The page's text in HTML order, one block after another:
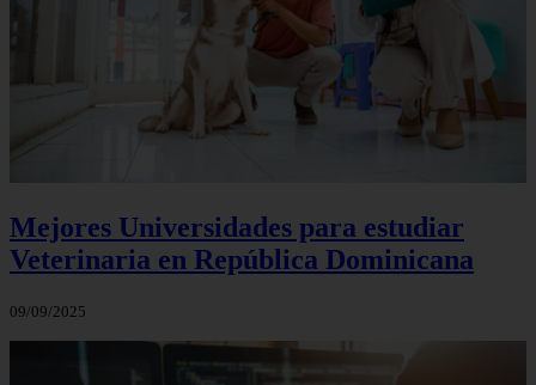
Mejores Universidades para estudiar
Veterinaria en República Dominicana
09/09/2025